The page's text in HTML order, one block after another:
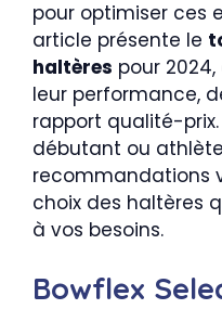
pour optimiser ces
article présente le
haltères pour
leur performance,
rapport qualité-
débutant ou
recommandations
choix des haltères
à vos besoins.
Bowflex